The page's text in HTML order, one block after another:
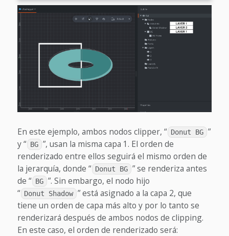
En este ejemplo, ambos nodos clipper, “ Donut BG ”
y “ BG ”, usan la misma capa 1. El orden de
renderizado entre ellos seguirá el mismo orden de
la jerarquía, donde “ Donut BG ” se renderiza antes
de “ BG ”. Sin embargo, el nodo hijo
“ Donut Shadow ” está asignado a la capa 2, que
tiene un orden de capa más alto y por lo tanto se
renderizará después de ambos nodos de clipping.
En este caso, el orden de renderizado será: